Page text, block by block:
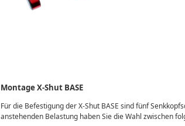
Montage X-Shut BASE
Für die Befestigung der X-Shut BASE sind fünf
anstehenden Belastung haben Sie die Wahl zwischen